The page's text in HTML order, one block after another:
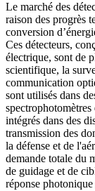
Le marché des
raison des progrès
conversion
Ces détecteurs,
électrique, sont de
scientifique, la
communication
sont utilisés dans
intégrés dans des
transmission des
la défense et de
demande totale du
de guidage et de
réponse photonique